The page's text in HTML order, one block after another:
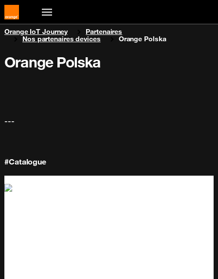
You are here:
Orange IoT Journey
Partenaires
Nos partenaires devices
Orange Polska
Orange Polska
---
#Catalogue